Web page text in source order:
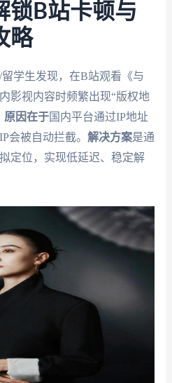
锁B站卡顿与
略
学生发现，在B站观看《与
影视内容时频繁出现“版权地
原因在于国内平台通过IP地址
会被自动拦截。 解决方案是通
定位，实现低延迟、稳定解